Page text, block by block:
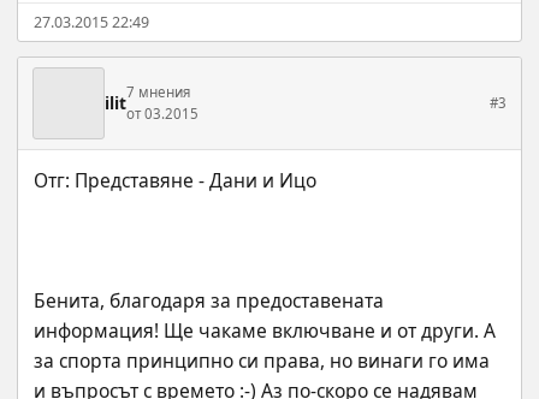
27.03.2015 22:49
ilit7 мнения
от 03.2015
#3
Бенита, благодаря за предоставената
информация! Ще чакаме включване и от други. А
за спорта принципно си права, но винаги го има
и въпросът с времето :-) Аз по-скоро се надявам